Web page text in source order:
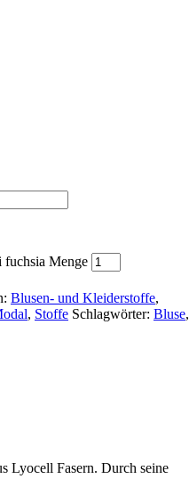
fuchsia Menge
Blusen- und Kleiderstoffe,
, Stoffe Schlagwörter: Bluse,
Lyocell Fasern. Durch seine